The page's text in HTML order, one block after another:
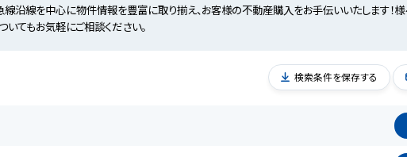
沿線を中心に物件情報を豊富に取り揃え、お客様の不動産購入をお手伝いいたします！
いてもお気軽にご相談ください。
検索条件を保存する